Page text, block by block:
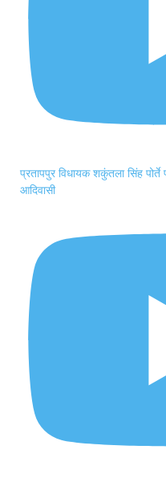
प्रतापपुर विधायक शकुंतला सिंह
आदिवासी